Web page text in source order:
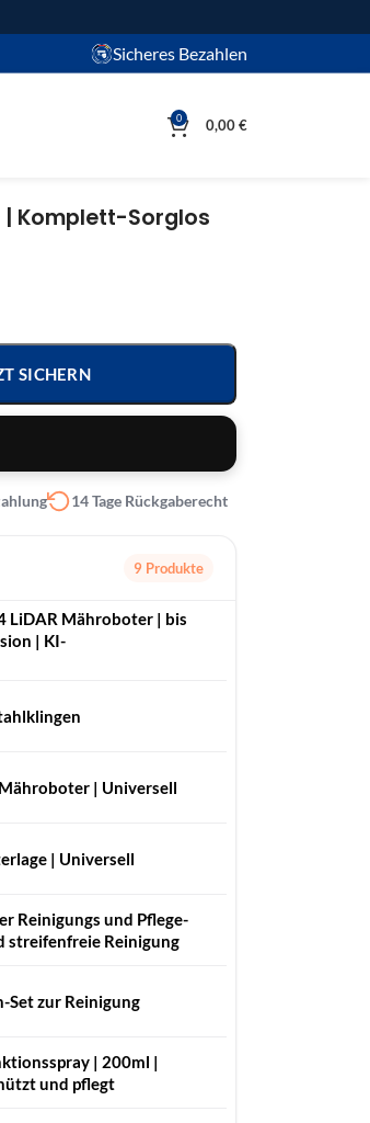
Sicheres Bezahlen
0 0,00€
| Komplett-Sorglos
SICHERN
14 Tage Rückgaberecht
9 Produkte
LiDAR Mähroboter | bis
| KI-
| Universell
| Universell
Reini­gungs und Pfle­ge­
streifenfreie Reinigung
zur Reinigung
| 200ml |
und pflegt